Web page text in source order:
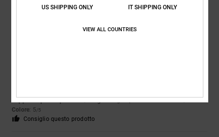
5/5
Colore: 5/5
Consiglio questo prodotto
US SHIPPING ONLY IT SHIPPING ONLY
VIEW ALL COUNTRIES